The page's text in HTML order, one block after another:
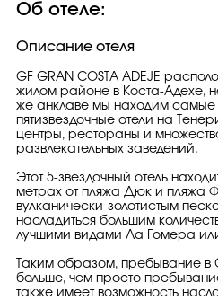
Об отеле:
Описание отеля
GF GRAN COSTA ADEJE
жилом районе в Коста-Адехе,
же анклаве мы находим
пятизвездочные отели на
центры, рестораны и
развлекательных заведений.
Этот 5-звездочный отель
метрах от пляжа Дюк и пляжа
вулканически-золотистым
насладиться большим
лучшими видами Ла Гомера
Таким образом, пребывание в
больше, чем просто
также имеет возможность